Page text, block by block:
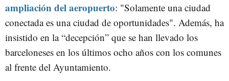
ampliación del aeropuerto: "Solamente una ciudad
conectada es una ciudad de oportunidades". Además, ha
insistido en la “decepción” que se han llevado los
barceloneses en los últimos ocho años con los comunes
al frente del Ayuntamiento.